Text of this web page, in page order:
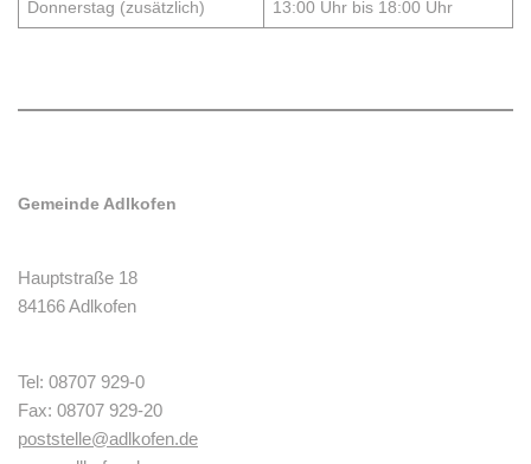
Donnerstag (zusätzlich) 13:00 Uhr bis 18:00 Uhr
Gemeinde Adlkofen
Hauptstraße 18
84166 Adlkofen
Tel: 08707 929-0
Fax: 08707 929-20
poststelle@adlkofen.de